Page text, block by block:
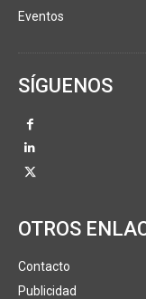
Eventos
SÍGUENOS
OTROS
Contacto
Publicidad